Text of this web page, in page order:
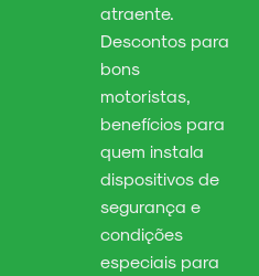
atraente.
Descontos para
bons
motoristas,
benefícios para
quem instala
dispositivos de
segurança e
condições
especiais para